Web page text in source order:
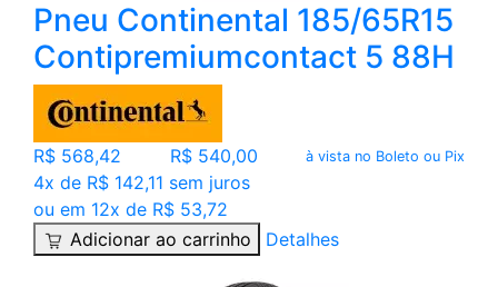
Pneu Continental 185/65R15
Contipremiumcontact 5 88H
R$ 568,42 R$ 540,00 à vista no Boleto ou Pix
4x de R$ 142,11 sem juros
ou em 12x de R$ 53,72
Adicionar ao carrinho
Detalhes